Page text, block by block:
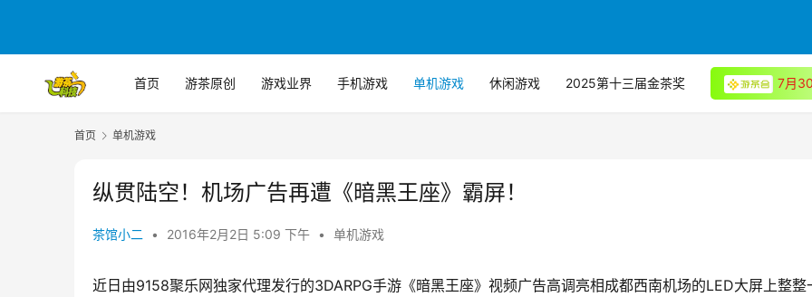
首页 游茶原创 游戏业界 手机游戏 单机游戏 休闲游戏 2025第十三届金茶奖 7月
首页 单机游戏
纵贯陆空！机场广告再遭《暗黑王座》霸屏！
茶馆小二 • 2016年2月2日 5:09 下午 • 单机游戏
近日由9158聚乐网独家代理发行的3DARPG手游《暗黑王座》视频广告高调亮相成都西南机场的LED大屏上整整